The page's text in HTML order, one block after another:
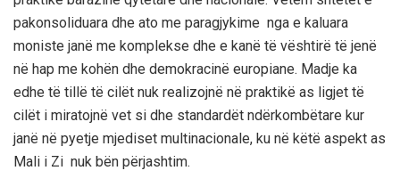
pakonsoliduara dhe ato me paragjykime nga e kaluara
moniste janë me komplekse dhe e kanë të vështirë të jenë
në hap me kohën dhe demokracinë europiane. Madje ka
edhe të tillë të cilët nuk realizojnë në praktikë as ligjet të
cilët i miratojnë vet si dhe standardët ndërkombëtare kur
janë në pyetje mjediset multinacionale, ku në këtë aspekt as
Mali i Zi nuk bën përjashtim.